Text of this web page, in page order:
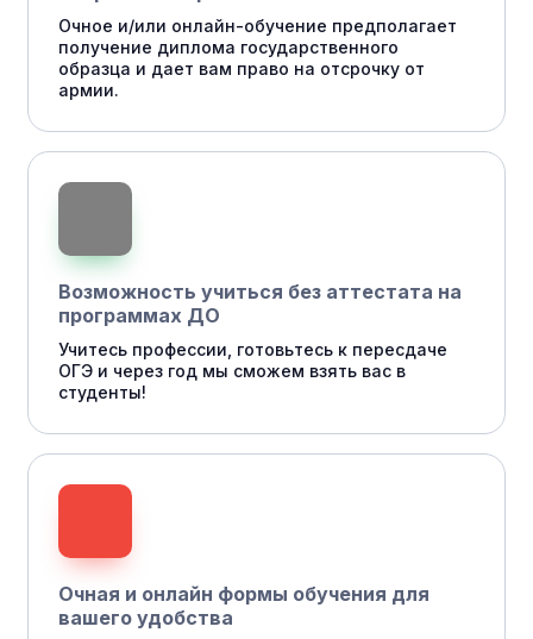
Очное и/или онлайн-обучение предполагает
получение диплома государственного
образца и дает вам право на отсрочку от
армии.
Возможность учиться без аттестата на
программах ДО
Учитесь профессии, готовьтесь к пересдаче
ОГЭ и через год мы сможем взять вас в
студенты!
Очная и онлайн формы обучения для
вашего удобства